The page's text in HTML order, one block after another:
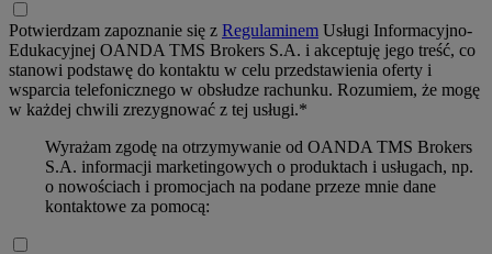
Potwierdzam zapoznanie się z Regulaminem Usługi Informacyjno-
Edukacyjnej OANDA TMS Brokers S.A. i akceptuję jego treść, co
stanowi podstawę do kontaktu w celu przedstawienia oferty i
wsparcia telefonicznego w obsłudze rachunku. Rozumiem, że mogę
w każdej chwili zrezygnować z tej usługi.*
Wyrażam zgodę na otrzymywanie od OANDA TMS Brokers
S.A. informacji marketingowych o produktach i usługach, np.
o nowościach i promocjach na podane przeze mnie dane
kontaktowe za pomocą: